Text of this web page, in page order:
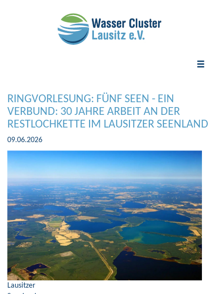
Toggle
RINGVORLESUNG: FÜNF SEEN - EIN
VERBUND: 30 JAHRE ARBEIT AN DER
RESTLOCHKETTE IM LAUSITZER SEENLAND
09.06.2026
Lausitzer